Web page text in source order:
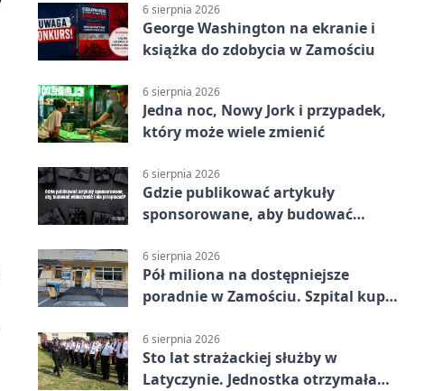
6 sierpnia 2026
George Washington na ekranie i
książka do zdobycia w Zamościu
6 sierpnia 2026
Jedna noc, Nowy Jork i przypadek,
który może wiele zmienić
6 sierpnia 2026
Gdzie publikować artykuły
sponsorowane, aby budować
6 sierpnia 2026
Pół miliona na dostępniejsze
poradnie w Zamościu. Szpital kupi
6 sierpnia 2026
Sto lat strażackiej służby w
Latyczynie. Jednostka otrzymała